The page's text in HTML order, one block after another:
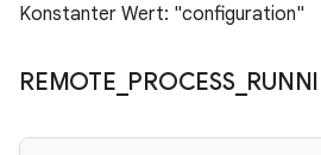
Konstanter Wert: "configuration"
REMOTE PROCESS_